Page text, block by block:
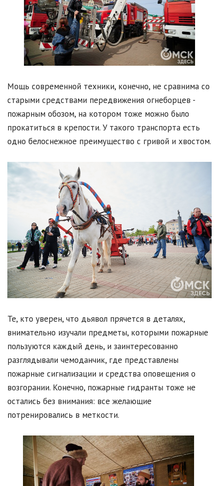
Мощь современной техники, конечно, не сравнима со
старыми средствами передвижения огнеборцев -
пожарным обозом, на котором тоже можно было
прокатиться в крепости. У такого транспорта есть
одно белоснежное преимущество с гривой и хвостом.
Те, кто уверен, что дьявол прячется в деталях,
внимательно изучали предметы, которыми пожарные
пользуются каждый день, и заинтересованно
разглядывали чемоданчик, где представлены
пожарные сигнализации и средства оповещения о
возгорании. Конечно, пожарные гидранты тоже не
остались без внимания: все желающие
потренировались в меткости.